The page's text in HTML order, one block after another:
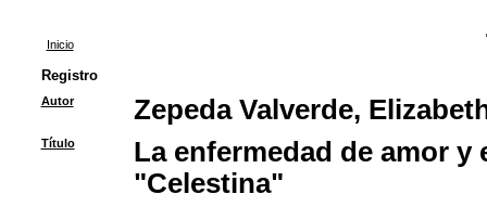
Inicio
Registro
Autor Zepeda Valverde,
Título
La enfermedad de amor y
"Celestina"